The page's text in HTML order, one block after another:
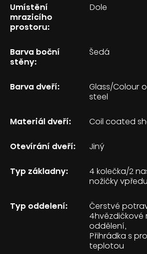
Umístění
mrazicího
prostoru:
Dole
Barva boční
stěny:
Šedá
Barva dveří:
Glass/Colour
steel
Materiál dveří: Coil coated
Otevírání dveří: Jiný
Typ základny:
4 kolečka/2
nožičky vpředu
Typ oddelení:
Čerstvé
4hvězdičkové
oddělení
Přihrádka s
teplotou